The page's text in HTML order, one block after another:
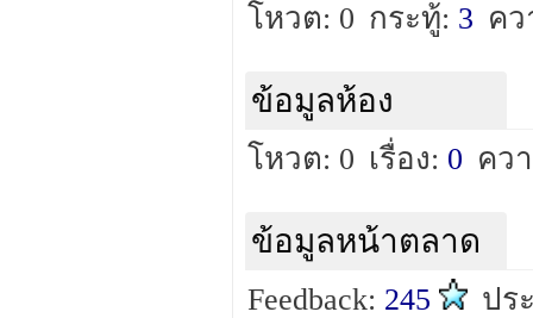
โหวต: 0 กระทู้: 3 ค
ข้อมูลห้อง
โหวต: 0 เรื่อง: 0 คว
ข้อมูลหน้าตลาด
Feedback: 245 ปร